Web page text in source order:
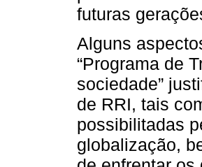
futuras
Alguns
“Programa de
sociedade”
de RRI, tais
possibilitadas
globalização,